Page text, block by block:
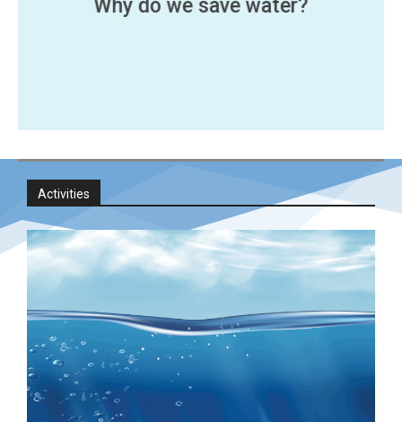
Why do we save water?
Activities